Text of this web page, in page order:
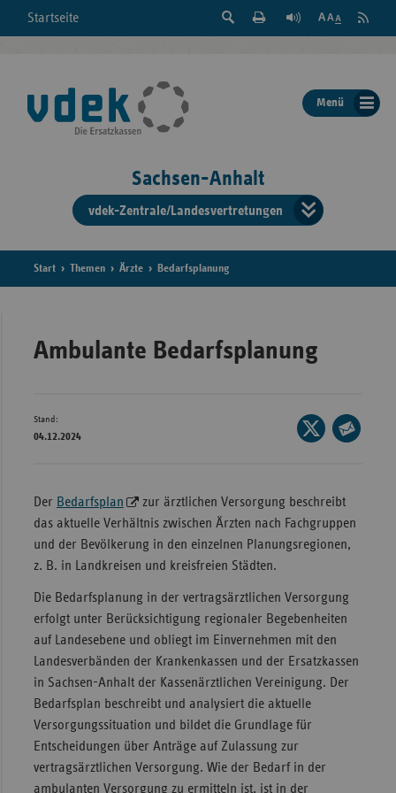
Startseite
Suche
der
Seite
Feed
Menü
Sachsen-Anhalt
vdek-Zentrale/Landesvertretungen
der
Start Themen Ärzte Bedarfsplanung
Ambulante Bedarfsplanung
Stand:
04.12.2024
Seite
auf
Der Bedarfsplan
zur ärztlichen Versorgung beschreibt
das aktuelle Verhältnis zwischen Ärzten nach Fachgruppen
und der Bevölkerung in den einzelnen Planungsregionen,
z. B. in Landkreisen und kreisfreien Städten.
Die Bedarfsplanung in der vertragsärztlichen Versorgung
erfolgt unter Berücksichtigung regionaler Begebenheiten
auf Landesebene und obliegt im Einvernehmen mit den
Landesverbänden der Krankenkassen und der Ersatzkassen
in Sachsen-Anhalt der Kassenärztlichen Vereinigung. Der
Bedarfsplan beschreibt und analysiert die aktuelle
Versorgungssituation und bildet die Grundlage für
Entscheidungen über Anträge auf Zulassung zur
vertragsärztlichen Versorgung. Wie der Bedarf in der
ambulanten Versorgung zu ermitteln ist, ist in der